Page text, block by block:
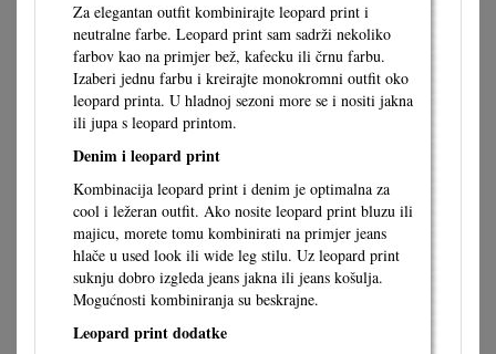
Za elegantan outfit kombinirajte leopard print i
neutralne farbe. Leopard print sam sadrži nekoliko
farbov kao na primjer bež, kafecku ili črnu farbu.
Izaberi jednu farbu i kreirajte monokromni outfit oko
leopard printa. U hladnoj sezoni more se i nositi jakna
ili jupa s leopard printom.
Denim i leopard print
Kombinacija leopard print i denim je optimalna za
cool i ležeran outfit. Ako nosite leopard print bluzu ili
majicu, morete tomu kombinirati na primjer jeans
hlače u used look ili wide leg stilu. Uz leopard print
suknju dobro izgleda jeans jakna ili jeans košulja.
Mogućnosti kombiniranja su beskrajne.
Leopard print dodatke